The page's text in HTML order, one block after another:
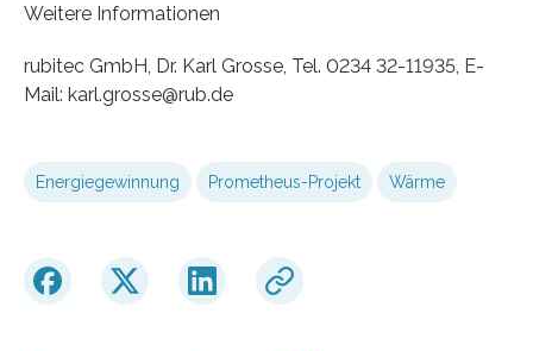
Weitere Informationen
rubitec GmbH, Dr. Karl Grosse, Tel. 0234 32-11935, E-
Mail: karl.grosse@rub.de
Energiegewinnung Prometheus-Projekt Wärme